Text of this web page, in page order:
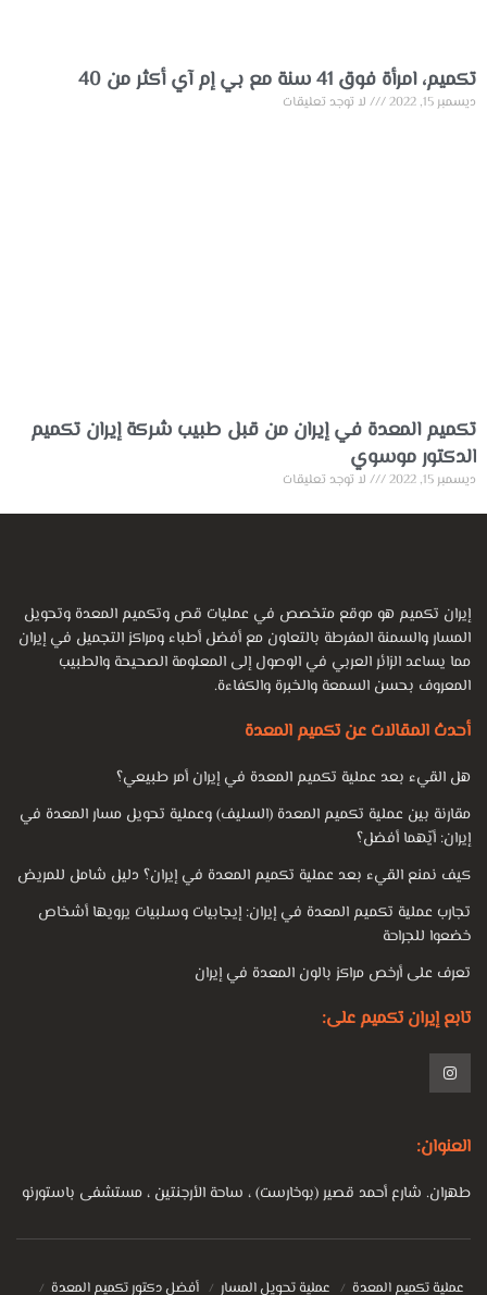
تكميم، امرأة فوق 41 سنة مع بي إم آي أكثر من 40
ديسمبر 15, 2022 لا توجد تعليقات
تكميم المعدة في إيران من قبل طبيب شركة إيران تكميم
الدكتور موسوي
ديسمبر 15, 2022 لا توجد تعليقات
إيران تكميم هو موقع متخصص في عمليات قص وتكميم المعدة وتحويل
المسار والسمنة المفرطة بالتعاون مع أفضل أطباء ومراكز التجميل في إيران
مما يساعد الزائر العربي في الوصول إلى المعلومة الصحيحة والطبيب
المعروف بحسن السمعة والخبرة والكفاءة.
أحدث المقالات عن تكميم المعدة
هل القيء بعد عملية تكميم المعدة في إيران أمر طبيعي؟
مقارنة بين عملية تكميم المعدة (السليف) وعملية تحويل مسار المعدة في
إيران: أيّهما أفضل؟
كيف نمنع القيء بعد عملية تكميم المعدة في إيران؟ دليل شامل للمريض
تجارب عملية تكميم المعدة في إيران: إيجابيات وسلبيات يرويها أشخاص
خضعوا للجراحة
تعرف على أرخص مراكز بالون المعدة في إيران
تابع إيران تكميم على:
العنوان:
طهران. شارع أحمد قصير (بوخارست) ، ساحة الأرجنتين ، مستشفى باستورنو
عملية تكميم المعدة عملية تحويل المسار أفضل دكتور تكميم المعدة